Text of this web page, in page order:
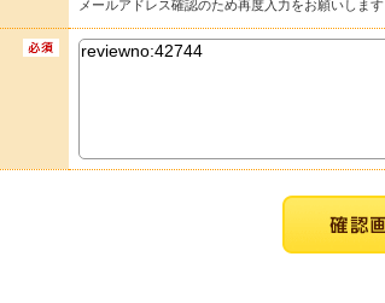
メールアドレス確認のため再度入力をお願いします